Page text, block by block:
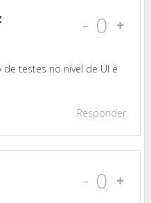
- 0
testes no nível de UI é
Responder
- 0